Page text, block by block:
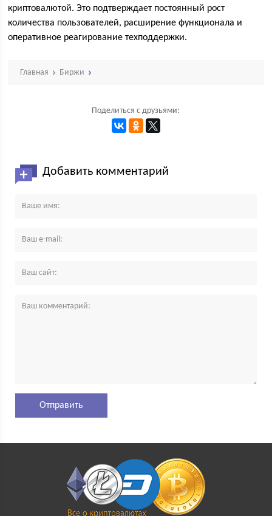
криптовалютой. Это подтверждает постоянный рост
количества пользователей, расширение функционала и
оперативное реагирование техподдержки.
Главная Биржи
Поделиться с друзьями:
Добавить комментарий